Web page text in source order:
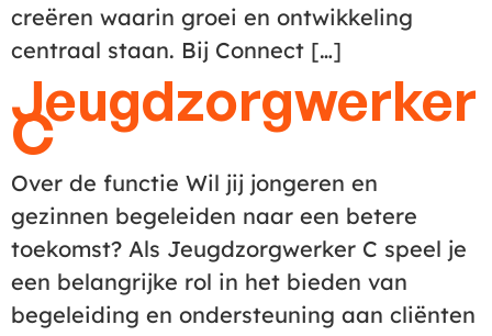
creëren waarin groei en ontwikkeling
centraal staan. Bij Connect […]
Jeugdzorgwerker
C
Over de functie Wil jij jongeren en
gezinnen begeleiden naar een betere
toekomst? Als Jeugdzorgwerker C speel je
een belangrijke rol in het bieden van
begeleiding en ondersteuning aan cliënten